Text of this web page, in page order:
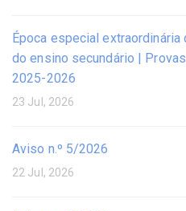
Época especial
do ensino secundário | Provas
2025-2026
23 Jul, 2026
Aviso n.º 5/2026
22 Jul, 2026